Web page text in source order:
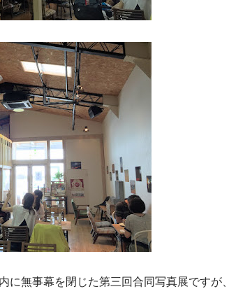
無事幕を閉じた第三回合同写真展ですが、